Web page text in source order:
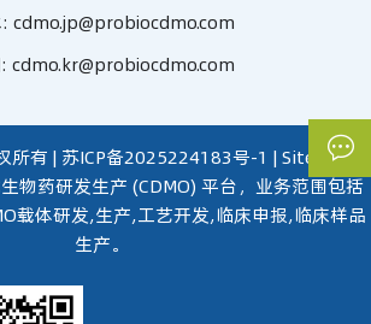
cdmo.jp@probiocdmo.com
cdmo.kr@probiocdmo.com
所有 | 苏ICP备2025224183号-1 | Site Map
物药研发生产 (CDMO) 平台，业务范围包括
载体研发,生产,工艺开发,临床申报,临床样品
生产。